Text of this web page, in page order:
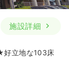
施設詳細
好立地な103床